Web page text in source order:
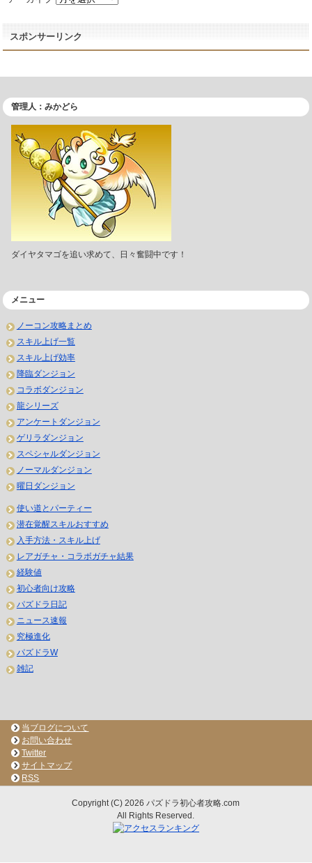
スポンサーリンク
管理人：みかどら
ダイヤタマゴを追い求めて、日々奮闘中です！
メニュー
ノーコン攻略まとめ
スキル上げ一覧
スキル上げ効率
降臨ダンジョン
コラボダンジョン
龍シリーズ
アンケートダンジョン
ゲリラダンジョン
スペシャルダンジョン
ノーマルダンジョン
曜日ダンジョン
使い道とパーティー
潜在覚醒スキルおすすめ
入手方法・スキル上げ
レアガチャ・コラボガチャ結果
経験値
初心者向け攻略
パズドラ日記
ニュース速報
究極進化
パズドラW
雑記
当ブログについて
お問い合わせ
Twitter
サイトマップ
RSS
Copyright (C) 2026 パズドラ初心者攻略.com
All Rights Reserved.